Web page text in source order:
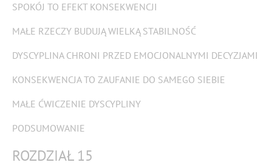
SPOKÓJ TO EFEKT KONSEKWENCJI
MAŁE RZECZY BUDUJĄ WIELKĄ STABILNOŚĆ
DYSCYPLINA CHRONI PRZED EMOCJONALNYMI DECYZJAMI
KONSEKWENCJA TO ZAUFANIE DO SAMEGO SIEBIE
MAŁE ĆWICZENIE DYSCYPLINY
PODSUMOWANIE
ROZDZIAŁ 15